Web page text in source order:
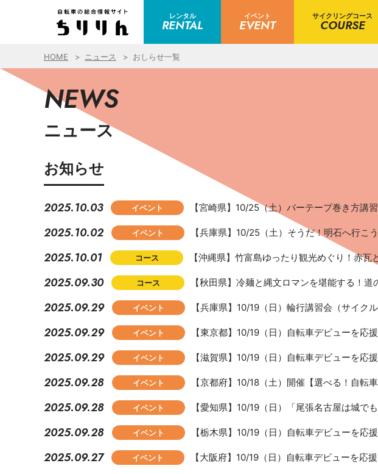
レンタル
RENTAL
イベント
EVENT
サイクリングコース
COURSE
HOME ニュース おしらせ一覧
NEWS
ニュース
お知らせ
2025.10.03 イベント 【宮崎県】10/25（土）バーテープ巻き方講
2025.10.02 イベント 【兵庫県】10/25（土）そうだ！明石へ行
2025.10.01 コース 【沖縄県】竹富島ゆったり観光めぐり！赤
2025.09.30 コース 【秋田県】冷麺と縄文ロマンを堪能する！
2025.09.29 イベント 【兵庫県】10/19（日）輪行講習会（サイク
2025.09.29 イベント 【東京都】10/19（日）自転車デビューを応
2025.09.29 イベント 【滋賀県】10/19（日）自転車デビューを応
2025.09.28 イベント 【京都府】10/18（土）開催【選べる！自転
2025.09.28 イベント 【愛知県】10/19（日）「尾張名古屋は城で
2025.09.28 イベント 【栃木県】10/19（日）自転車デビューを応
2025.09.27 イベント 【大阪府】10/19（日）自転車デビューを応